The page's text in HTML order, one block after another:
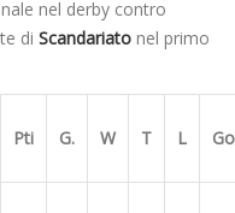
nel derby contro
di Scandariato nel primo
Pti G. W T L